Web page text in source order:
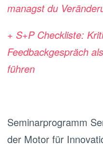
managst du
+ S+P Checkliste:
Feedbackgespräch
führen
Seminarprogramm
der Motor für